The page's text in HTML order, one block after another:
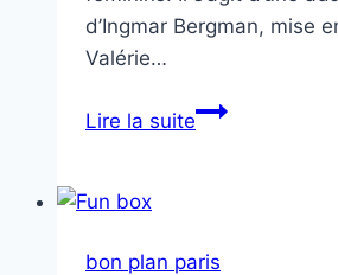
d’Ingmar Bergman, mise
Valérie…
Lire la suiteFragments
bon plan paris